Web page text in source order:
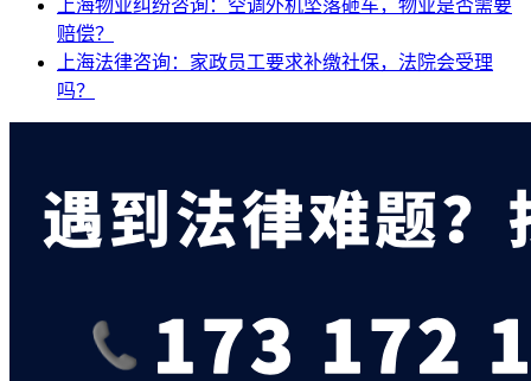
上海物业纠纷咨询：空调外机坠落砸车，物业是否需要
赔偿？
上海法律咨询：家政员工要求补缴社保，法院会受理
吗？